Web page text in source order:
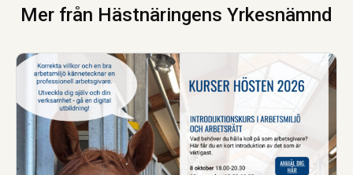
Mer från Hästnäringens Yrkesnämnd